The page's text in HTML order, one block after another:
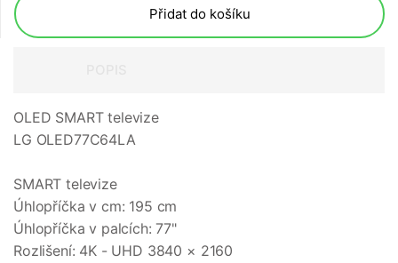
Přidat do košíku
OLED SMART televize
LG OLED77C64LA
SMART televize
Úhlopříčka v cm: 195 cm
Úhlopříčka v palcích: 77"
Rozlišení: 4K - UHD 3840 × 2160